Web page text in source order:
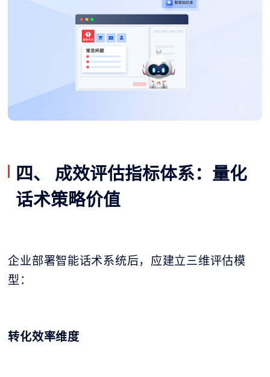
四、 成效评估指标体系：量化
话术策略价值
企业部署智能话术系统后，应建立三维评估模
型：
转化效率维度